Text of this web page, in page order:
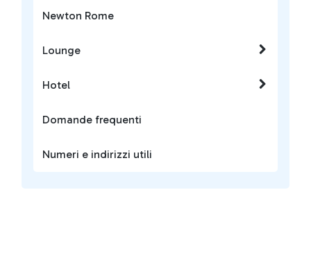
Newton Rome
Lounge
Hotel
Domande frequenti
Numeri e indirizzi utili